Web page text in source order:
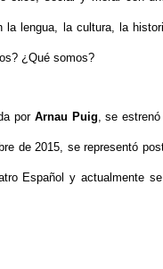
la lengua, la cultura, la
¿Qué somos?
por Arnau Puig, se
de 2015, se representó
Español y actualmente